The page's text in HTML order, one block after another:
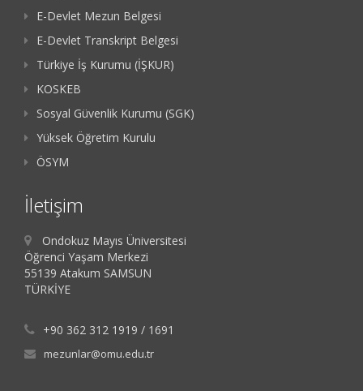
E-Devlet Mezun Belgesi
E-Devlet Transkript Belgesi
Türkiye İş Kurumu (İŞKUR)
KOSKEB
Sosyal Güvenlik Kurumu (SGK)
Yüksek Öğretim Kurulu
ÖSYM
İletişim
Ondokuz Mayıs Üniversitesi
Öğrenci Yaşam Merkezi
55139 Atakum SAMSUN
TÜRKİYE
+90 362 312 1919 / 1691
mezunlar@omu.edu.tr